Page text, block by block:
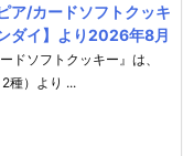
ア/カードソフトクッキ
ダイ】より2026年8月
ドソフトクッキー』は、
種）より ...